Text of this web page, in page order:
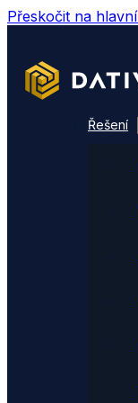
Přeskočit na
Řešení